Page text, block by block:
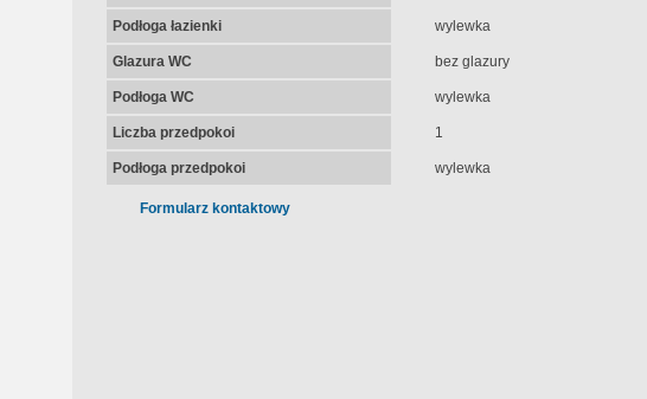
Podłoga łazienki wylewka
Glazura WC bez glazury
Podłoga WC wylewka
Liczba przedpokoi 1
Podłoga przedpokoi wylewka
Formularz kontaktowy